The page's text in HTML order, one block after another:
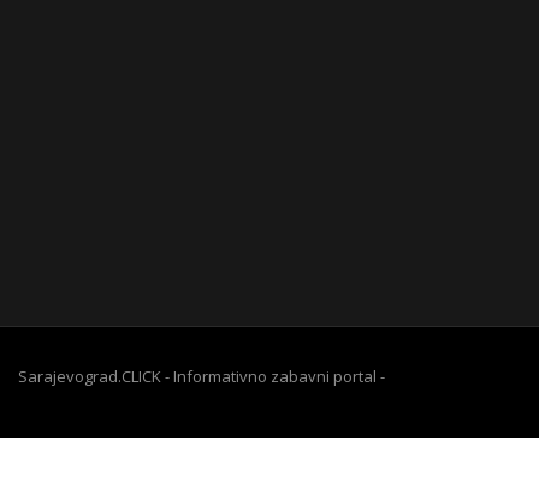
Sarajevograd.CLICK - Informativno zabavni portal -